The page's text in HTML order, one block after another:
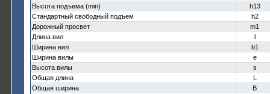
Высота подъема (min)
h13
Стандартный свободный подъем
h2
Дорожный просвет
m1
Длина вил
l
Ширина вил
b1
Ширина вилы
e
Высота вилы
s
Общая длина
L
Общая ширина
B